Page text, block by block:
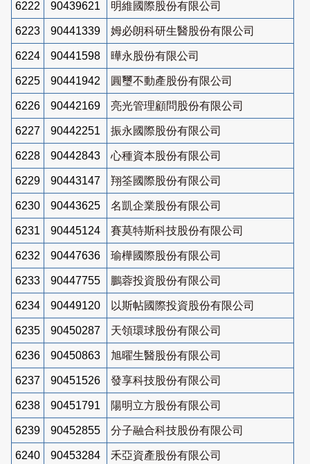
6222 90439621 明維國際股份有限公司
6223 90441339 姆必朗科研生醫股份有限公司
6224 90441598 曄永股份有限公司
6225 90441942 圓璽不動產股份有限公司
6226 90442169 亮光管理顧問股份有限公司
6227 90442251 振永國際股份有限公司
6228 90442843 心種資本股份有限公司
6229 90443147 翔筌國際股份有限公司
6230 90443625 名凱企業股份有限公司
6231 90445124 賽莫特斯科技股份有限公司
6232 90447636 瑜樺國際股份有限公司
6233 90447755 鵬蓉投資股份有限公司
6234 90449120 以斯帖國際投資股份有限公司
6235 90450287 天領環球股份有限公司
6236 90450863 旭曜生醫股份有限公司
6237 90451526 發享科技股份有限公司
6238 90451791 陽明立方股份有限公司
6239 90452855 分子融合科技股份有限公司
6240 90453284 禾亞資產股份有限公司